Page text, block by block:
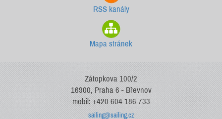
RSS kanály
Mapa stránek
Zátopkova 100/2
16900, Praha 6 - Břevnov
mobil: +420 604 186 733
sailing@sailing.cz